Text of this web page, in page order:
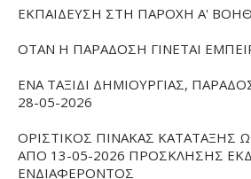
ΕΚΠΑΙΔΕΥΣΗ ΣΤΗ ΠΑΡΟΧΗ Α'
ΟΤΑΝ Η ΠΑΡΑΔΟΣΗ ΓΙΝΕΤΑΙ
ΕΝΑ ΤΑΞΙΔΙ ΔΗΜΙΟΥΡΓΙΑΣ,
28-05-2026
ΟΡΙΣΤΙΚΟΣ ΠΙΝΑΚΑΣ
ΑΠΟ 13-05-2026 ΠΡΟΣΚΛΗΣΗΣ
ΕΝΔΙΑΦΕΡΟΝΤΟΣ